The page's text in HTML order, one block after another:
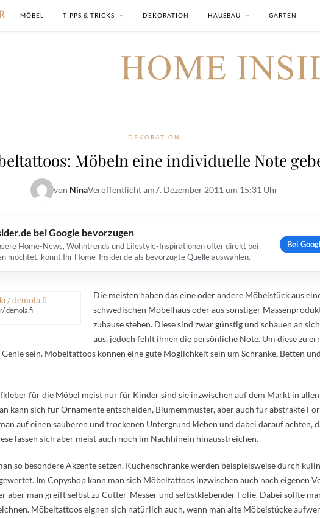
MÖBEL TIPPS & TRICKS DEKORATION HAUSBAU GARTEN
DEKORATION
Möbeln eine individuelle Note
von NinaVeröffentlicht am7. Dezember 2011 um 15:31 Uhr
bei Google bevorzugen
Home-News, Wohntrends und Lifestyle-Inspirationen öfter direkt bei
möchtet, könnt Ihr Home-Insider.de als bevorzugte Quelle auswählen.
Bei
demola.fi
Die meisten haben das eine oder andere Möbelstück aus
schwedischen Möbelhaus oder aus sonstiger
zuhause stehen. Diese sind zwar günstig und schauen an
aus, jedoch fehlt ihnen die persönliche Note. Um diese zu
sein. Möbeltattoos können eine gute Möglichkeit sein um Schränke, Betten
für die Möbel meist nur für Kinder sind sie inzwischen auf dem Markt in
kann sich für Ornamente entscheiden, Blumemmuster, aber auch für abstrakte
auf einen sauberen und trockenen Untergrund kleben und dabei darauf achten,
lassen sich aber meist auch noch im Nachhinein hinausstreichen.
so besondere Akzente setzen. Küchenschränke werden beispielsweise durch
Im Copyshop kann man sich Möbeltattoos inzwischen auch nach eigenen
aber man greift selbst zu Cutter-Messer und selbstklebender Folie. Dabei sollte
Möbeltattoos eignen sich natürlich auch, wenn man alte Möbelstücke